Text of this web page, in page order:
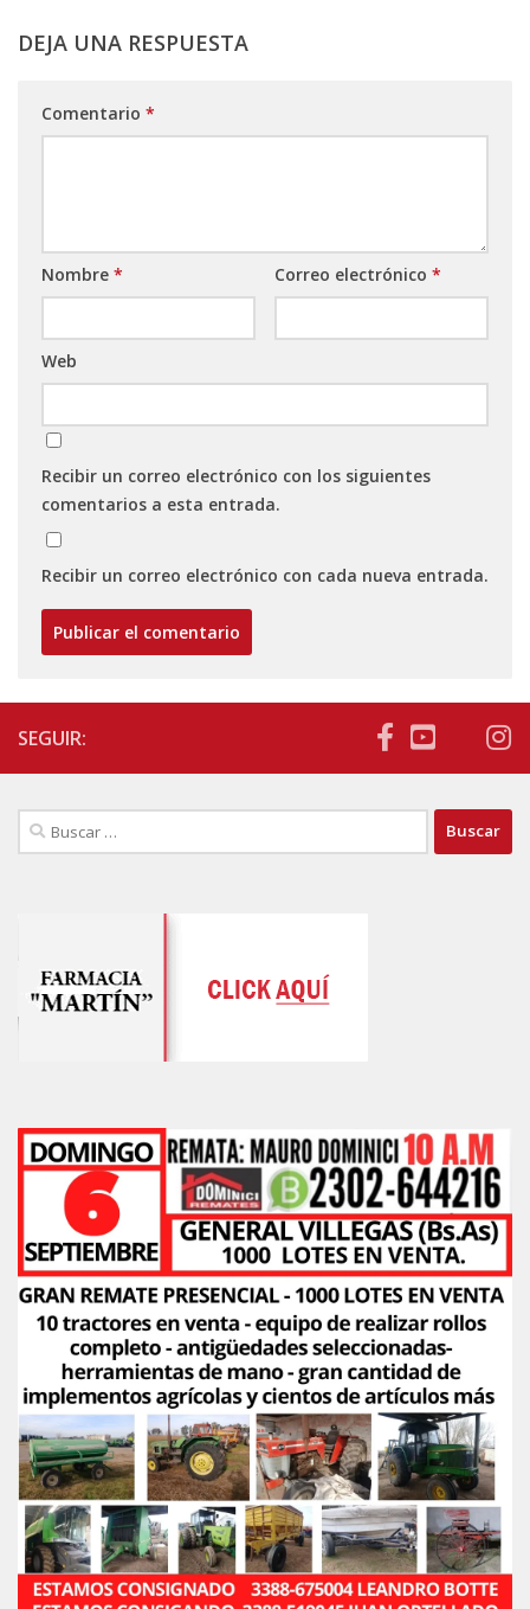
DEJA UNA RESPUESTA
Comentario *
Nombre * Correo electrónico *
Web
Recibir un correo electrónico con los siguientes
comentarios a esta entrada.
Recibir un correo electrónico con cada nueva entrada.
SEGUIR:
Buscar: